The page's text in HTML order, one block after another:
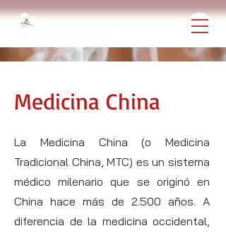
Medicina China
La Medicina China (o Medicina
Tradicional China, MTC) es un sistema
médico milenario que se originó en
China hace más de 2.500 años. A
diferencia de la medicina occidental,